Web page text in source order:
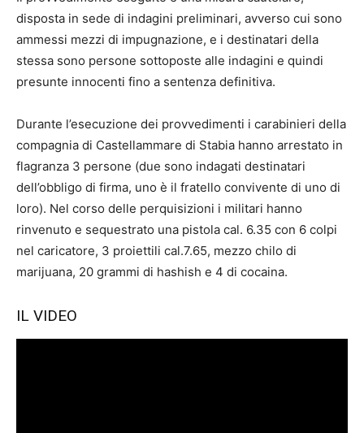
disposta in sede di indagini preliminari, avverso cui sono
ammessi mezzi di impugnazione, e i destinatari della
stessa sono persone sottoposte alle indagini e quindi
presunte innocenti fino a sentenza definitiva.
Durante l’esecuzione dei provvedimenti i carabinieri della
compagnia di Castellammare di Stabia hanno arrestato in
flagranza 3 persone (due sono indagati destinatari
dell’obbligo di firma, uno è il fratello convivente di uno di
loro). Nel corso delle perquisizioni i militari hanno
rinvenuto e sequestrato una pistola cal. 6.35 con 6 colpi
nel caricatore, 3 proiettili cal.7.65, mezzo chilo di
marijuana, 20 grammi di hashish e 4 di cocaina.
IL VIDEO